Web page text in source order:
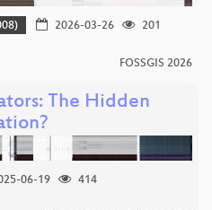
2026-03-26
201
FOSSGIS 2026
The Hidden
06-19
414